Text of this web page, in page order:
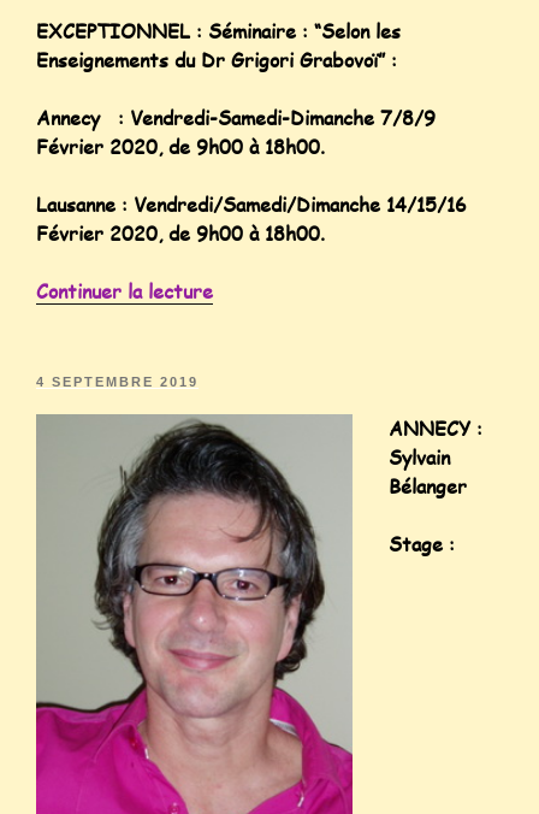
EXCEPTIONNEL : Séminaire : “Selon les
Enseignements du Dr Grigori Grabovoï” :
Annecy : Vendredi-Samedi-Dimanche 7/8/9
Février 2020, de 9h00 à 18h00.
Lausanne : Vendredi/Samedi/Dimanche 14/15/16
Février 2020, de 9h00 à 18h00.
Continuer la lecture
4 SEPTEMBRE 2019
ANNECY :
Sylvain
Bélanger
Stage :